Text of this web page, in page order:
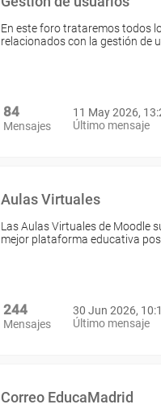
En este foro trataremos todos
relacionados con la gestión de
84
Mensajes
11 May 2026,
Último mensaje
Aulas Virtuales
Las Aulas Virtuales de Moodle
mejor plataforma educativa
244
Mensajes
30 Jun 2026,
Último mensaje
Correo EducaMadrid